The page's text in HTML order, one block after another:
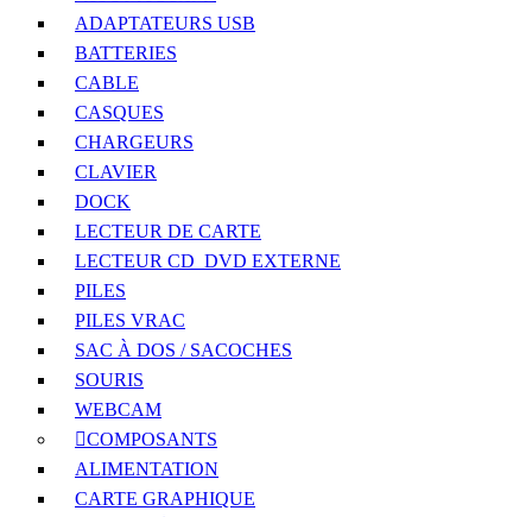
ADAPTATEURS USB
BATTERIES
CABLE
CASQUES
CHARGEURS
CLAVIER
DOCK
LECTEUR DE CARTE
LECTEUR CD_DVD EXTERNE
PILES
PILES VRAC
SAC À DOS / SACOCHES
SOURIS
WEBCAM
COMPOSANTS
ALIMENTATION
CARTE GRAPHIQUE